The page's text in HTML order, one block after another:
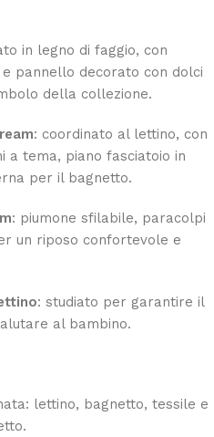
in legno di faggio, con
pannello decorato con dolci
della collezione.
: coordinato al lettino, con
a tema, piano fasciatoio in
per il bagnetto.
: piumone sfilabile, paracolpi
un riposo confortevole e
: studiato per garantire il
al bambino.
lettino, bagnetto, tessile e